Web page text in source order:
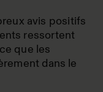
avis positifs
ressortent
que les
dans le